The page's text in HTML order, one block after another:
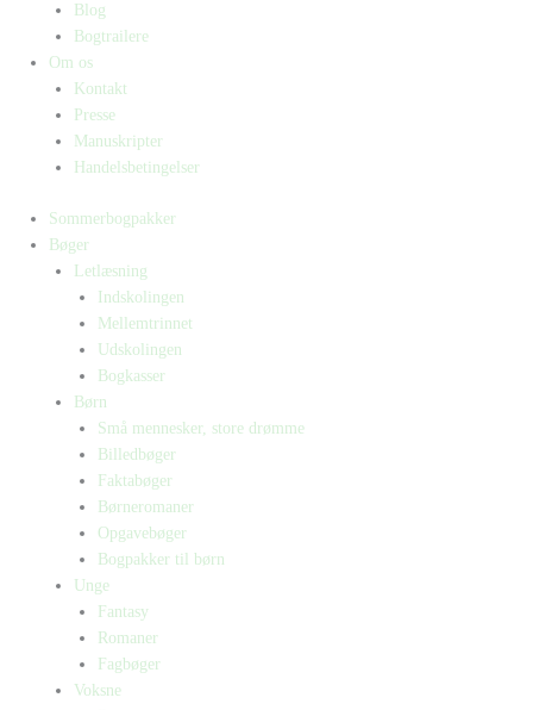
Blog
Bogtrailere
Om os
Kontakt
Presse
Manuskripter
Handelsbetingelser
Sommerbogpakker
Bøger
Letlæsning
Indskolingen
Mellemtrinnet
Udskolingen
Bogkasser
Børn
Små mennesker, store drømme
Billedbøger
Faktabøger
Børneromaner
Opgavebøger
Bogpakker til børn
Unge
Fantasy
Romaner
Fagbøger
Voksne